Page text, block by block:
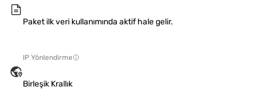
Paket ilk veri kullanımında aktif hale gelir.
IP Yönlendirme
Birleşik Krallık